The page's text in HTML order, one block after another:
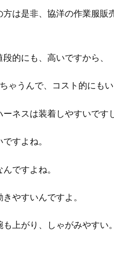
は是非、協洋の作業服販
的にも、高いですから、
うんで、コスト的にもい
ネスは装着しやすいですし
すよね。
ですよね。
やすいんですよ。
上がり、しゃがみやすい。